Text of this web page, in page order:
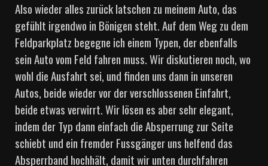
Also wieder alles zurück latschen zu meinem Auto, das
gefühlt irgendwo in Bönigen steht. Auf dem Weg zu dem
Feldparkplatz begegne ich einem Typen, der ebenfalls
sein Auto vom Feld fahren muss. Wir diskutieren noch, wo
wohl die Ausfahrt sei, und finden uns dann in unseren
Autos, beide wieder vor der verschlossenen Einfahrt,
beide etwas verwirrt. Wir lösen es aber sehr elegant,
indem der Typ dann einfach die Absperrung zur Seite
schiebt und ein fremder Fussgänger uns helfend das
Absperrband hochhält, damit wir unten durchfahren